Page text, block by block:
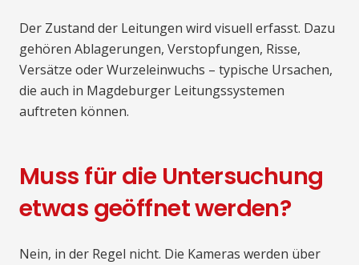
Der Zustand der Leitungen wird visuell erfasst. Dazu
gehören Ablagerungen, Verstopfungen, Risse,
Versätze oder Wurzeleinwuchs – typische Ursachen,
die auch in Magdeburger Leitungssystemen
auftreten können.
Muss für die Untersuchung
etwas geöffnet werden?
Nein, in der Regel nicht. Die Kameras werden über